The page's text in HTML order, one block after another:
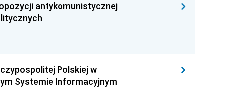
antykomunistycznej
Polskiej w
Systemie Informacyjnym